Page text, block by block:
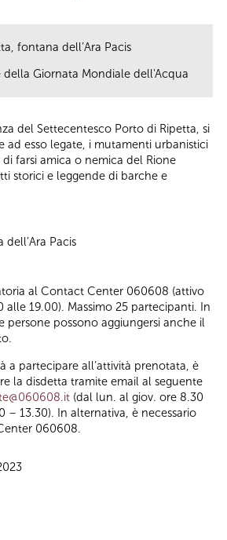
fontana dell’Ara Pacis
della Giornata Mondiale dell'Acqua
del Settecentesco Porto di Ripetta, si
ad esso legate, i mutamenti urbanistici
farsi amica o nemica del Rione
storici e leggende di barche e
Pacis
al Contact Center 060608 (attivo
19.00). Massimo 25 partecipanti. In
persone possono aggiungersi anche il
a partecipare all’attività prenotata, è
la disdetta tramite email al seguente
(dal lun. al giov. ore 8.30
– 13.30). In alternativa, è necessario
060608.